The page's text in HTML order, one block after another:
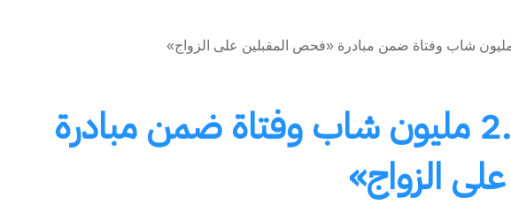
الصحة: فحص 2.8 مليون شاب وفتاة ضمن مبادرة
الزواج»